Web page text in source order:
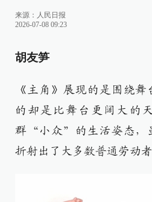
来源： 人民日报
2026-07-08 09:23
胡友笋
《主角》展现的是围绕
的却是比舞台更阔大的
群“小众”的生活姿态
折射出了大多数普通劳动